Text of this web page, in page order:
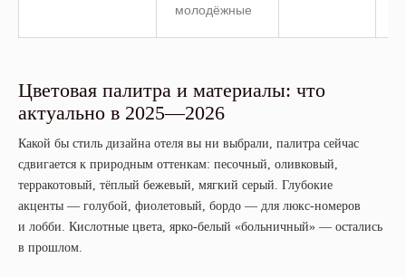
молодёжные
Цветовая палитра и материалы: что
актуально в 2025—2026
Какой бы стиль дизайна отеля вы ни выбрали, палитра сейчас
сдвигается к природным оттенкам: песочный, оливковый,
терракотовый, тёплый бежевый, мягкий серый. Глубокие
акценты — голубой, фиолетовый, бордо — для люкс-номеров
и лобби. Кислотные цвета, ярко-белый «больничный» — остались
в прошлом.